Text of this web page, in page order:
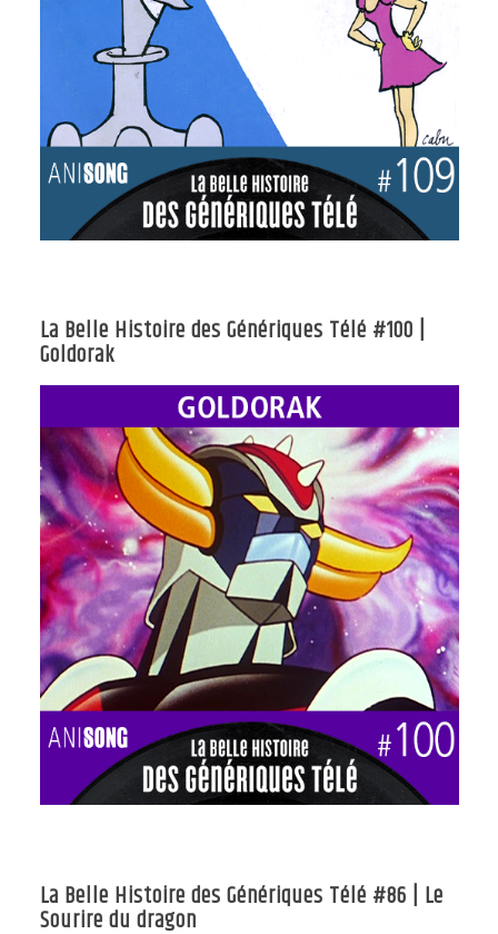
La Belle Histoire des Génériques Télé #100 |
Goldorak
La Belle Histoire des Génériques Télé #86 | Le
Sourire du dragon